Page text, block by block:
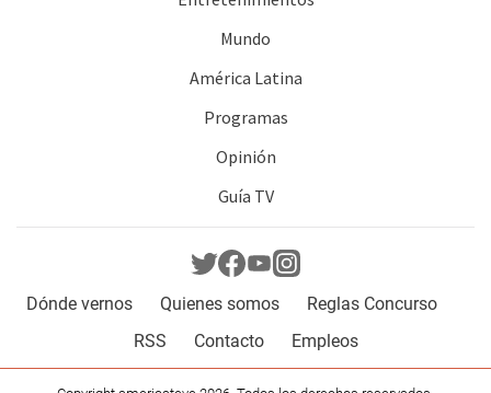
Mundo
América Latina
Programas
Opinión
Guía TV
Dónde vernos Quienes somos
Reglas Concurso
RSS
Contacto Empleos